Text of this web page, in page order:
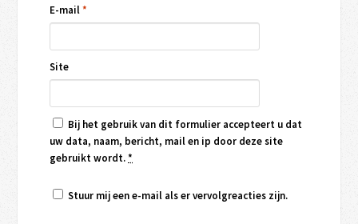
E-mail*
Site
Bij het gebruik van dit formulier accepteert u dat
uw data, naam, bericht, mail en ip door deze site
gebruikt wordt.*
Stuur mij een e-mail als er vervolgreacties zijn.